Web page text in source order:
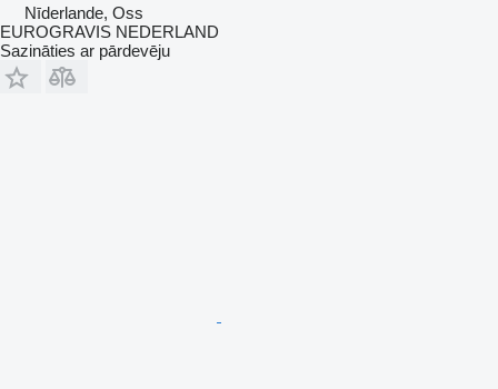
Nīderlande, Oss
EUROGRAVIS NEDERLAND
Sazināties ar pārdevēju